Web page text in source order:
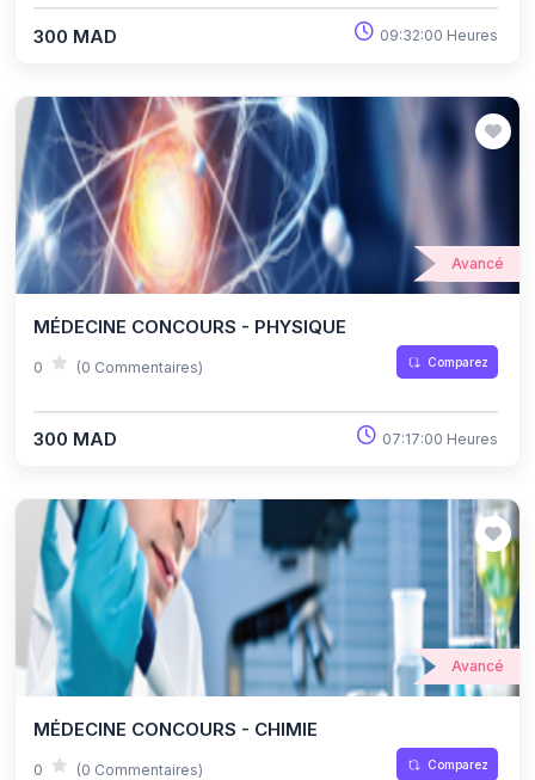
300 MAD 09:32:00 Heures
Avancé
MÉDECINE CONCOURS - PHYSIQUE
0 (0 Commentaires) Comparez
300 MAD 07:17:00 Heures
Avancé
MÉDECINE CONCOURS - CHIMIE
0 (0 Commentaires) Comparez